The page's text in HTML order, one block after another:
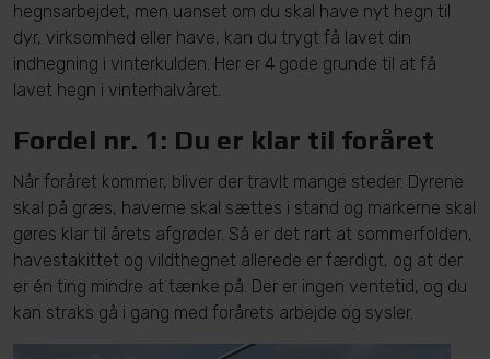
hegnsarbejdet, men uanset om du skal have nyt hegn til
dyr, virksomhed eller have, kan du trygt få lavet din
indhegning i vinterkulden. Her er 4 gode grunde til at få
lavet hegn i vinterhalvåret.
Fordel nr. 1: Du er klar til foråret
Når foråret kommer, bliver der travlt mange steder. Dyrene
skal på græs, haverne skal sættes i stand og markerne skal
gøres klar til årets afgrøder. Så er det rart at sommerfolden,
havestakittet og vildthegnet allerede er færdigt, og at der
er én ting mindre at tænke på. Der er ingen ventetid, og du
kan straks gå i gang med forårets arbejde og sysler.